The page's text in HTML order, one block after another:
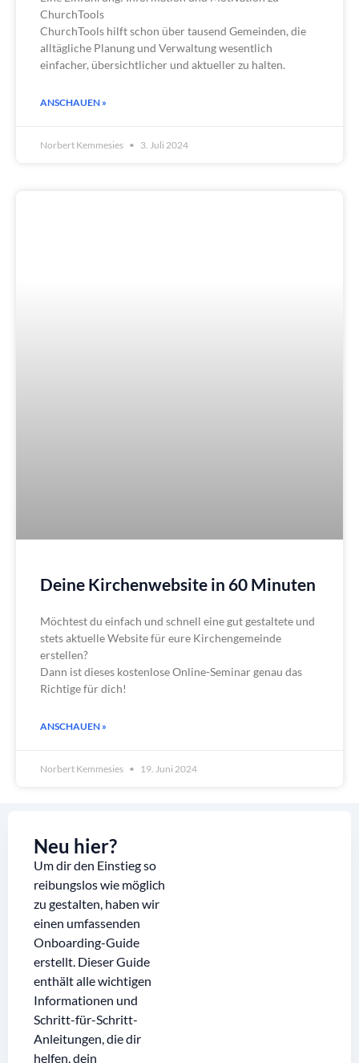
ChurchTools
ChurchTools hilft schon über tausend Gemeinden, die
alltägliche Planung und Verwaltung wesentlich
einfacher, übersichtlicher und aktueller zu halten.
ANSCHAUEN »
Norbert Kemmesies 3. Juli 2024
Deine Kirchenwebsite in 60 Minuten
Möchtest du einfach und schnell eine gut gestaltete und
stets aktuelle Website für eure Kirchengemeinde
erstellen?
Dann ist dieses kostenlose Online-Seminar genau das
Richtige für dich!
ANSCHAUEN »
Norbert Kemmesies 19. Juni 2024
Neu hier?
Um dir den Einstieg so
reibungslos wie möglich
zu gestalten, haben wir
einen umfassenden
Onboarding-Guide
erstellt. Dieser Guide
enthält alle wichtigen
Informationen und
Schritt-für-Schritt-
Anleitungen, die dir
helfen, dein